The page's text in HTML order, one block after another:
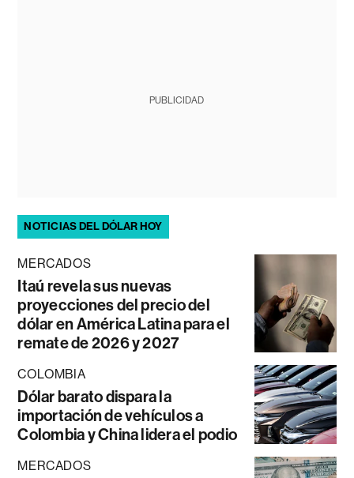
PUBLICIDAD
NOTICIAS DEL DÓLAR HOY
MERCADOS
Itaú revela sus nuevas
proyecciones del precio del
dólar en América Latina para el
remate de 2026 y 2027
COLOMBIA
Dólar barato dispara la
importación de vehículos a
Colombia y China lidera el podio
MERCADOS